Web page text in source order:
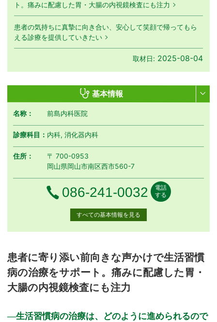
ト。痛みに配慮した胃・大腸の内視鏡検査にも注力
患者の気持ちに真摯に向き合い、安心して笑顔で帰ってもら
える診療を提供していきたい
取材日: 2025-08-04
基本情報
名称： 前島内科医院
診療科目： 内科, 消化器内科
住所：
〒 700-0953
岡山県岡山市南区西市560-7
電話番号
086-241-0032
電話
する
すべての基本情報を見る
8:30〜12:15
● ● ● ● ●
●
15:00〜18:15
● ● ● ●
臨時休診あり
患者に寄り添い前向きな声かけで生活習慣
病の治療をサポート。痛みに配慮した胃・
大腸の内視鏡検査にも注力
生活習慣病の治療は、どのように進められるので